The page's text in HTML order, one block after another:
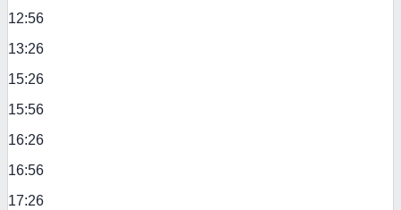
12:56
13:26
15:26
15:56
16:26
16:56
17:26